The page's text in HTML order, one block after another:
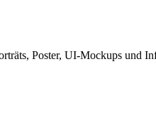
Poster, UI-Mockups und